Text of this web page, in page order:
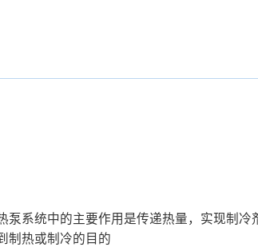
泵系统中的主要作用是传递热量，实现制冷
制热或制冷的目的